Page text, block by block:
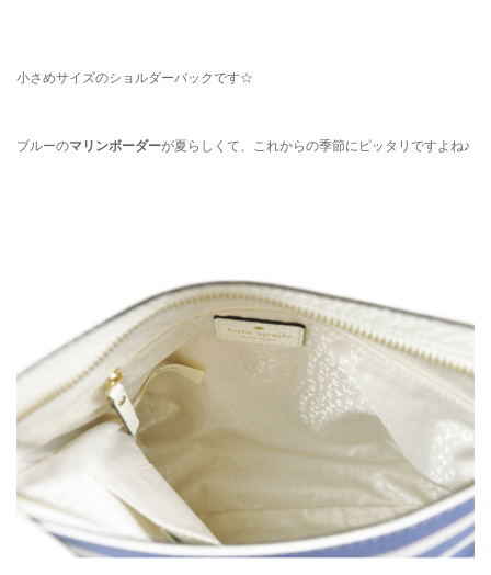
小さめサイズのショルダーバックです☆
ブルーのマリンボーダーが夏らしくて、これからの季節にピッタリですよね♪